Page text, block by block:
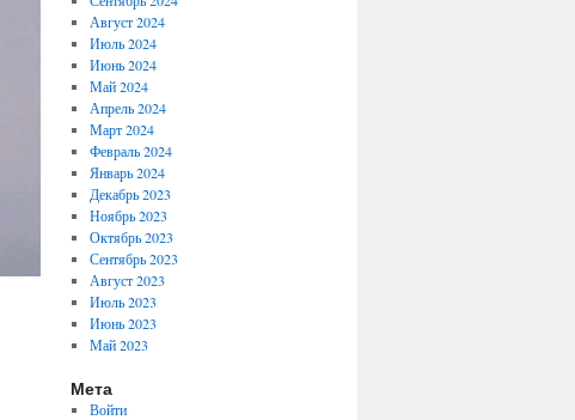
Август 2024
Июль 2024
Июнь 2024
Май 2024
Апрель 2024
Март 2024
Февраль 2024
Январь 2024
Декабрь 2023
Ноябрь 2023
Октябрь 2023
Сентябрь 2023
Август 2023
Июль 2023
Июнь 2023
Май 2023
Мета
Войти